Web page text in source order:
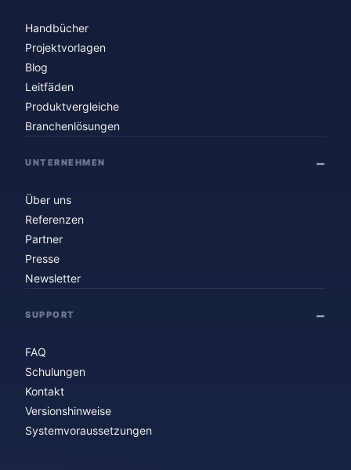
Handbücher
Projektvorlagen
Blog
Leitfäden
Produktvergleiche
Branchenlösungen
UNTERNEHMEN
Über uns
Referenzen
Partner
Presse
Newsletter
SUPPORT
FAQ
Schulungen
Kontakt
Versionshinweise
Systemvoraussetzungen